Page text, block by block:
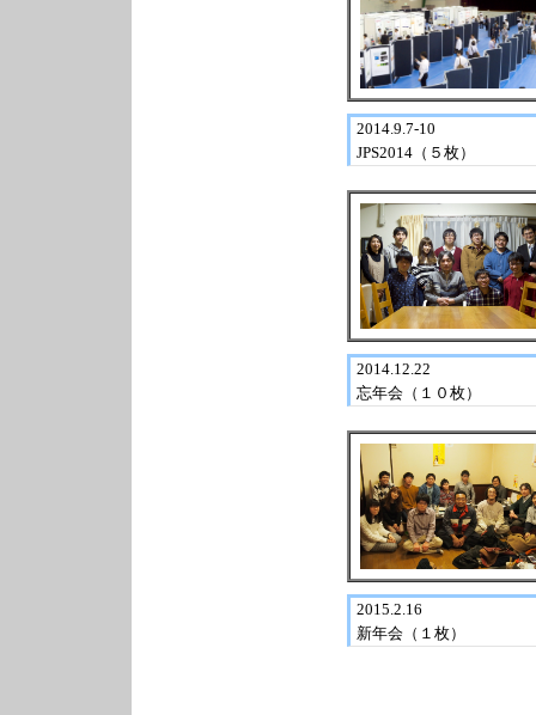
2014.9.7-10
JPS2014（５枚）
2014.12.22
忘年会（１０枚）
2015.2.16
新年会（１枚）